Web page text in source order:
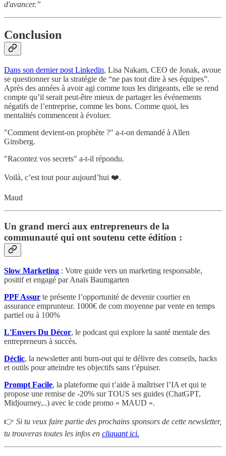
d'avancer.”
Conclusion
Dans son dernier post Linkedin, Lisa Nakam, CEO de Jonak, avoue
se questionner sur la stratégie de “ne pas tout dire à ses équipes”.
Après des années à avoir agi comme tous les dirigeants, elle se rend
compte qu’il serait peut-être mieux de partager les événements
négatifs de l’entreprise, comme les bons. Comme quoi, les
mentalités commencent à évoluer.
"Comment devient-on prophète ?" a-t-on demandé à Allen
Ginsberg.
"Racontez vos secrets" a-t-il répondu.
Voilà, c’est tout pour aujourd’hui ❤️.
Maud
Un grand merci aux entrepreneurs de la
communauté qui ont soutenu cette édition :
Slow Marketing : Votre guide vers un marketing responsable,
positif et engagé par Anaïs Baumgarten
PPF Assur te présente l’opportunité de devenir courtier en
assurance emprunteur. 1000€ de com moyenne par vente en temps
partiel ou à 100%
L'Envers Du Décor, le podcast qui explore la santé mentale des
entrepreneurs à succès.
Déclic, la newsletter anti burn-out qui te délivre des conseils, hacks
et outils pour atteindre tes objectifs sans t’épuiser.
Prompt Facile, la plateforme qui t’aide à maîtriser l’IA et qui te
propose une remise de -20% sur TOUS ses guides (ChatGPT,
Midjourney,..) avec le code promo « MAUD ».
👉 Si tu veux faire partie des prochains sponsors de cette newsletter,
tu trouveras toutes les infos en cliquant ici.